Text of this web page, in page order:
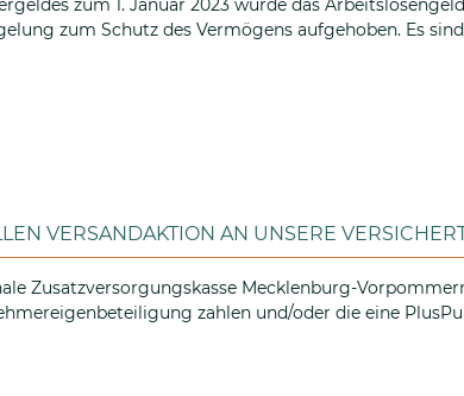
zum 1. Januar 2023 wurde das
zum Schutz des Vermögens aufgehoben. Es
VERSANDAKTION AN UNSERE
Zusatzversorgungskasse Mecklenburg-
zahlen und/oder die eine